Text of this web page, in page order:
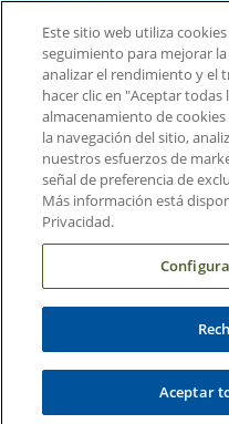
Carreras en Duke Health
Sala de Prensa de Duke
Suscripción al Correo
Médicos Derivadores
Enlaces relacionados
Duke School of Medicine
Duke School of Nursing
Este sitio web utiliza
seguimiento para mejorar
analizar el rendimiento y el
hacer clic en "Aceptar todas
almacenamiento de
la navegación del sitio,
nuestros esfuerzos de
señal de preferencia de
Más información está
Privacidad.
Aceptar